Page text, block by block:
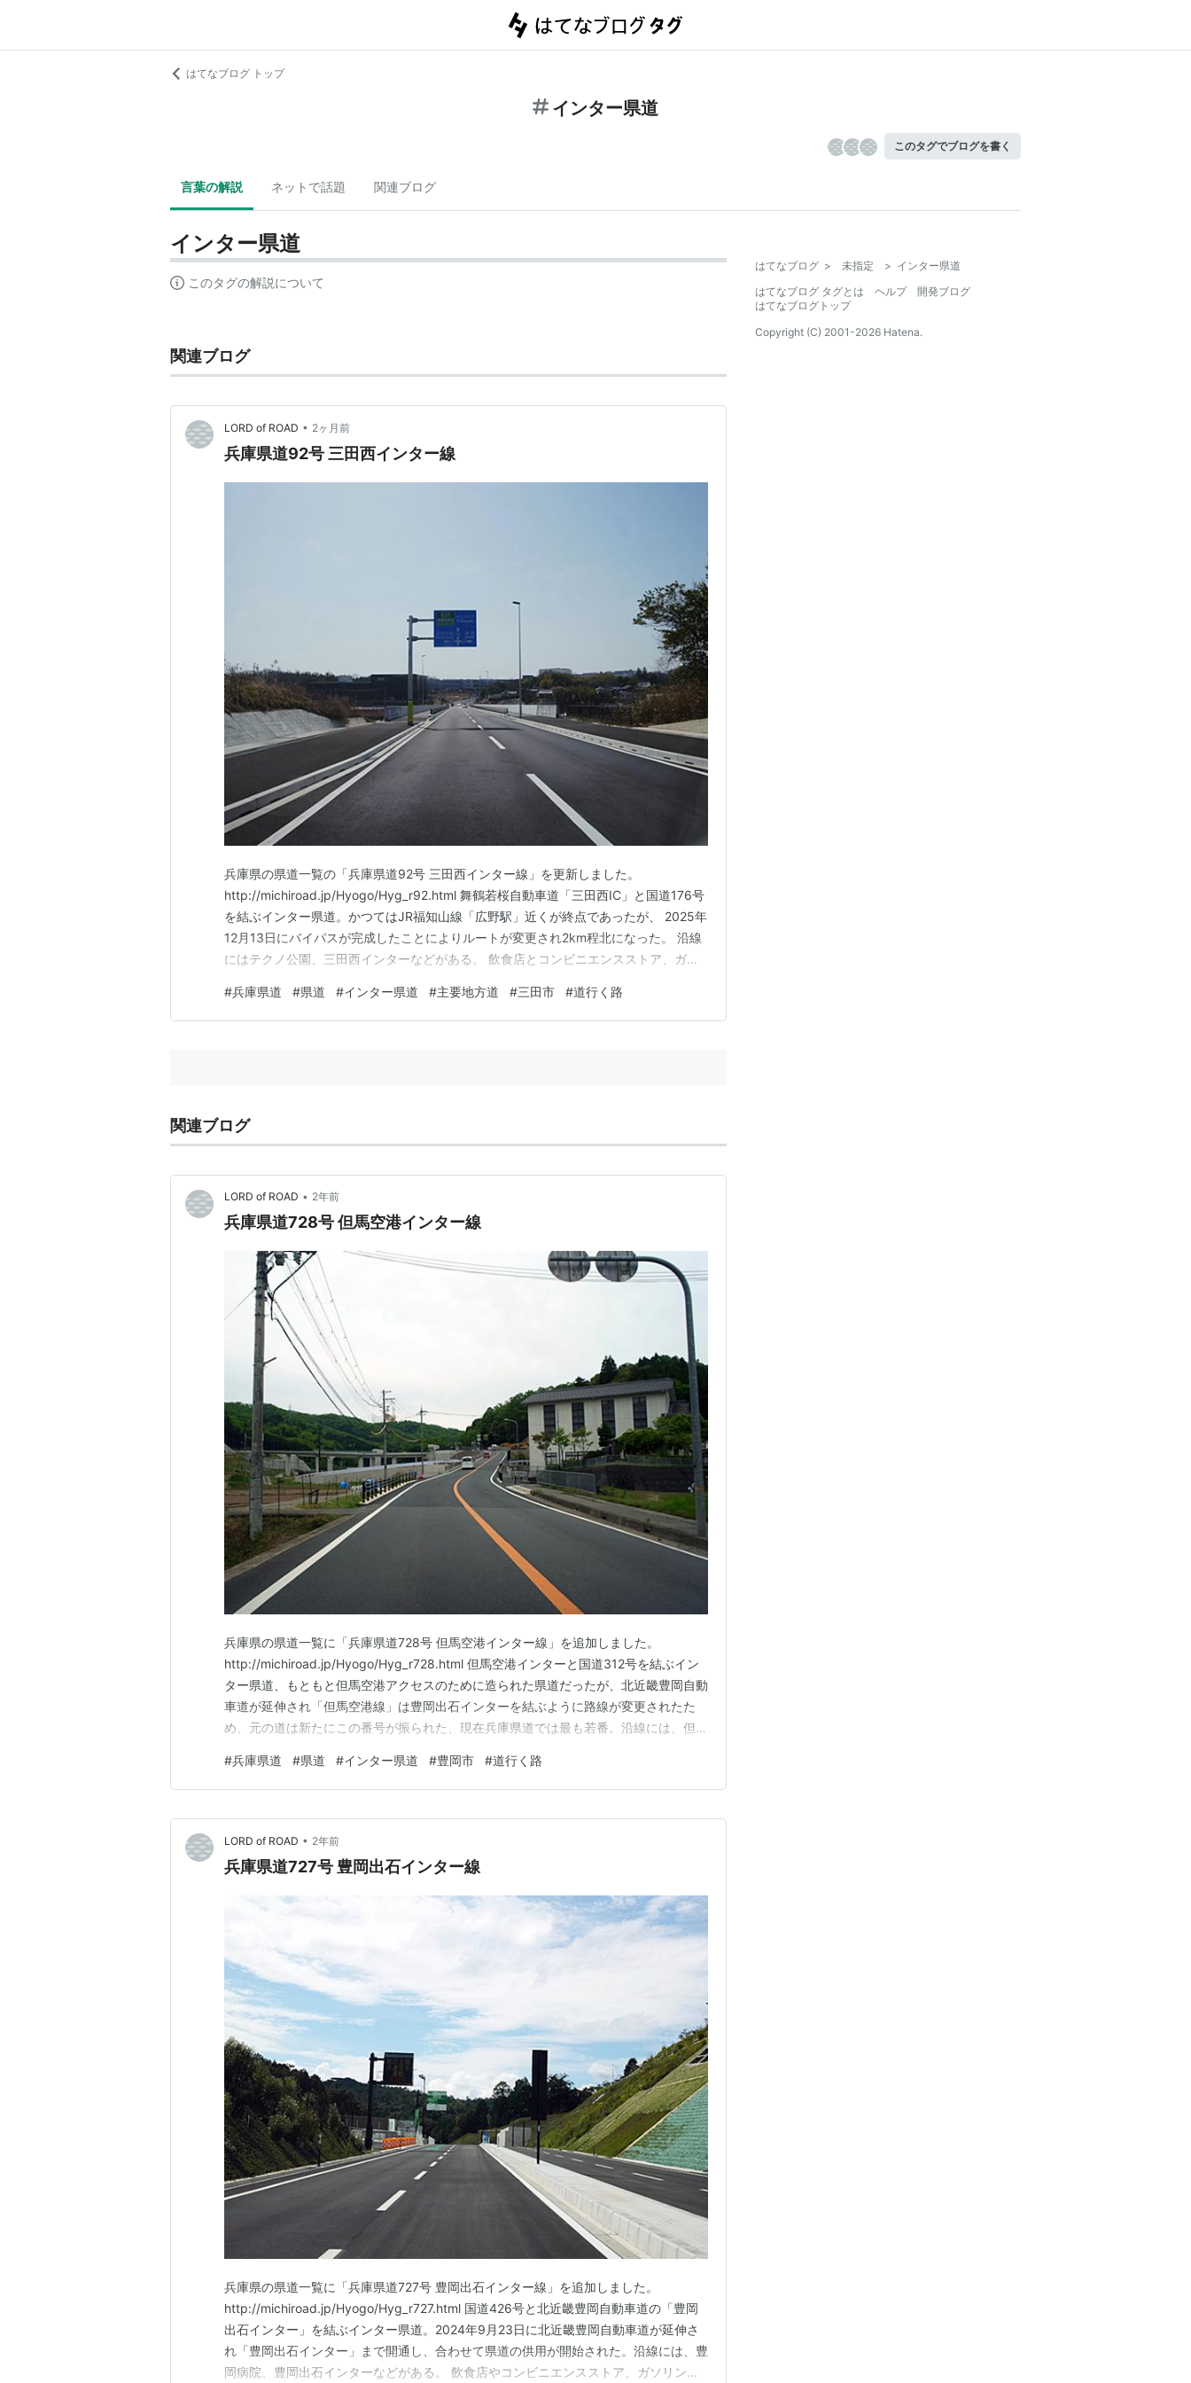
はてなブログ トップ
インター県道
このタグでブログを書く
言葉の解説 ネットで話題 関連ブログ
インター県道
このタグの解説について
関連ブログ
LORD of ROAD • 2ヶ月前
兵庫県道92号 三田西インター線
兵庫県の県道一覧の「兵庫県道92号 三田西インター線」を更新しました。
http://michiroad.jp/Hyogo/Hyg_r92.html 舞鶴若桜自動車道「三田西IC」と国道176号
を結ぶインター県道。かつてはJR福知山線「広野駅」近くが終点であったが、 2025年
12月13日にバイパスが完成したことによりルートが変更され2km程北になった。 沿線
にはテクノ公園、三田西インターなどがある。 飲食店とコンビニエンスストア、ガソ
#兵庫県道 #県道 #インター県道 #主要地方道 #三田市 #道行く路
関連ブログ
LORD of ROAD • 2年前
兵庫県道728号 但馬空港インター線
兵庫県の県道一覧に「兵庫県道728号 但馬空港インター線」を追加しました。
http://michiroad.jp/Hyogo/Hyg_r728.html 但馬空港インターと国道312号を結ぶイン
ター県道、もともと但馬空港アクセスのために造られた県道だったが、北近畿豊岡自動
車道が延伸され「但馬空港線」は豊岡出石インターを結ぶように路線が変更されたた
め、元の道は新たにこの番号が振られた、現在兵庫県道では最も若番。沿線には、但馬
ア、ガソリンスタンドは皆無である。
#兵庫県道 #県道 #インター県道 #豊岡市 #道行く路
LORD of ROAD • 2年前
兵庫県道727号 豊岡出石インター線
兵庫県の県道一覧に「兵庫県道727号 豊岡出石インター線」を追加しました。
http://michiroad.jp/Hyogo/Hyg_r727.html 国道426号と北近畿豊岡自動車道の「豊岡
出石インター」を結ぶインター県道。2024年9月23日に北近畿豊岡自動車道が延伸さ
れ「豊岡出石インター」まで開通し、合わせて県道の供用が開始された。沿線には、豊
岡病院、豊岡出石インターなどがある。 飲食店やコンビニエンスストア、ガソリンス
はてなブログ > 未指定 > インター県道
はてなブログ タグとは
ヘルプ
開発ブログ
はてなブログトップ
Copyright (C) 2001-2026 Hatena.